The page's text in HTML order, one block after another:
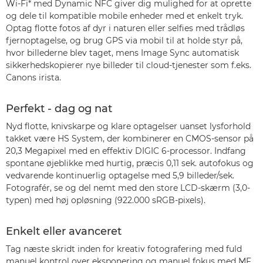
Wi-Fi* med Dynamic NFC giver dig mulighed for at oprette
og dele til kompatible mobile enheder med et enkelt tryk.
Optag flotte fotos af dyr i naturen eller selfies med trådløs
fjernoptagelse, og brug GPS via mobil til at holde styr på,
hvor billederne blev taget, mens Image Sync automatisk
sikkerhedskopierer nye billeder til cloud-tjenester som f.eks.
Canons irista.
Perfekt - dag og nat
Nyd flotte, knivskarpe og klare optagelser uanset lysforhold
takket være HS System, der kombinerer en CMOS-sensor på
20,3 Megapixel med en effektiv DIGIC 6-processor. Indfang
spontane øjeblikke med hurtig, præcis 0,11 sek. autofokus og
vedvarende kontinuerlig optagelse med 5,9 billeder/sek.
Fotografér, se og del nemt med den store LCD-skærm (3,0-
typen) med høj opløsning (922.000 sRGB-pixels).
Enkelt eller avanceret
Tag næste skridt inden for kreativ fotografering med fuld